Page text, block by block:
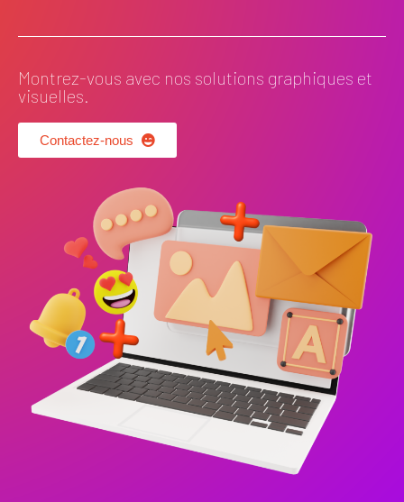
Montrez-vous avec nos solutions graphiques et
visuelles.
Contactez-nous